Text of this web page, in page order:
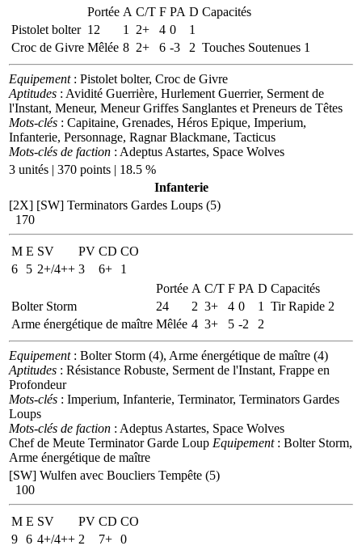
Portée A C/T F PA D Capacités
Pistolet bolter 12 1 2+ 4 0
1
Croc de Givre Mêlée 8 2+ 6 -3 2 Touches Soutenues 1
Equipement: Pistolet bolter, Croc de Givre
Aptitudes : Avidité Guerrière, Hurlement Guerrier, Serment de
l'Instant, Meneur, Meneur Griffes Sanglantes et Preneurs de Têtes
Mots-clés : Capitaine, Grenades, Héros Epique, Imperium,
Infanterie, Personnage, Ragnar Blackmane, Tacticus
Mots-clés de faction : Adeptus Astartes, Space Wolves
3 unités | 370 points | 18.5 %
Infanterie
[2X] [SW] Terminators Gardes Loups (5)
170
M E SV PV CD CO
6
5 2+/4++ 3 6+
1
Portée A C/T F PA D Capacités
Bolter Storm
24 2 3+ 4 0 1
Tir Rapide 2
Arme énergétique de maître Mêlée 4 3+ 5 -2 2
Equipement: Bolter Storm (4), Arme énergétique de maître (4)
Aptitudes : Résistance Robuste, Serment de l'Instant, Frappe en
Profondeur
Mots-clés : Imperium, Infanterie, Terminator, Terminators Gardes
Loups
Mots-clés de faction : Adeptus Astartes, Space Wolves
Chef de Meute Terminator Garde Loup Equipement: Bolter Storm,
Arme énergétique de maître
[SW] Wulfen avec Boucliers Tempête (5)
100
M E SV PV CD CO
9 6 4+/4++ 2 7+ 0